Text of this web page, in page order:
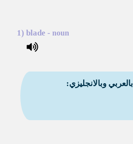
1) blade - noun
بالعربي وبالانجليزي: